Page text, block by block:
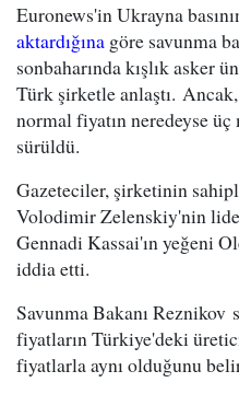
Euronews'in Ukrayna
aktardığına göre savunma
sonbaharında kışlık asker
Türk şirketle anlaştı.
normal fiyatın neredeyse
sürüldü.
Gazeteciler, şirketinin
Volodimir Zelenskiy'nin
Gennadi Kassai'ın yeğeni
iddia etti.
Savunma Bakanı Reznikov
fiyatların Türkiye'deki
fiyatlarla aynı olduğunu